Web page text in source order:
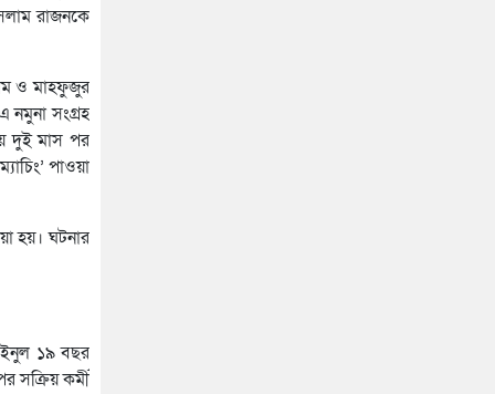
রাজনকে
ও মাহফুজুর
নমুনা সংগ্রহ
দুই মাস পর
পাওয়া
হয়। ঘটনার
১৯ বছর
সক্রিয় কর্মী